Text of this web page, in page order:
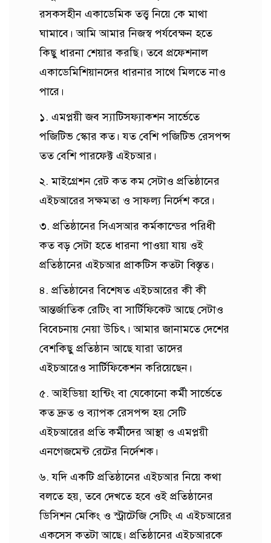
রসকসহীন একাডেমিক তত্ত্ব নিয়ে কে মাথা
ঘামাবে। আমি আমার নিজস্ব পর্যবেক্ষন হতে
কিছু ধারনা শেয়ার করছি। তবে প্রফেশনাল
একাডেমিশিয়ানদের ধারনার সাথে মিলতে নাও
পারে।
১. এমপ্লয়ী জব স্যাটিসফ্যাকশন সার্ভেতে
পজিটিভ স্কোর কত। যত বেশি পজিটিভ রেসপন্স
তত বেশি পারফেক্ট এইচআর।
২. মাইগ্রেশন রেট কত কম সেটাও প্রতিষ্ঠানের
এইচআরের সক্ষমতা ও সাফল্য নির্দেশ করে।
৩. প্রতিষ্ঠানের সিএসআর কর্মকান্ডের পরিধী
কত বড় সেটা হতে ধারনা পাওয়া যায় ওই
প্রতিষ্ঠানের এইচআর প্রাকটিস কতটা বিস্তৃত।
৪. প্রতিষ্ঠানের বিশেষত এইচআরের কী কী
আন্তর্জাতিক রেটিং বা সার্টিফিকেট আছে সেটাও
বিবেচনায় নেয়া উচিৎ। আমার জানামতে দেশের
বেশকিছু প্রতিষ্ঠান আছে যারা তাদের
এইচআরেও সার্টিফিকেশন করিয়েছেন।
৫. আইডিয়া হান্টিং বা যেকোনো কর্মী সার্ভেতে
কত দ্রুত ও ব্যাপক রেসপন্স হয় সেটি
এইচআরের প্রতি কর্মীদের আস্থা ও এমপ্লয়ী
এনগেজমেন্ট রেটের নির্দেশক।
৬. যদি একটি প্রতিষ্ঠানের এইচআর নিয়ে কথা
বলতে হয়, তবে দেখতে হবে ওই প্রতিষ্ঠানের
ডিসিশন মেকিং ও স্ট্রাটেজি সেটিং এ এইচআরের
একসেস কতটা আছে। প্রতিষ্ঠানের এইচআরকে